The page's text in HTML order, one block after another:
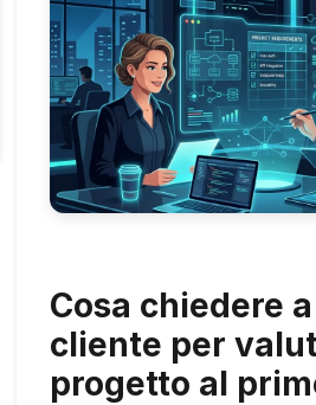
Cosa chiedere
cliente per
progetto al